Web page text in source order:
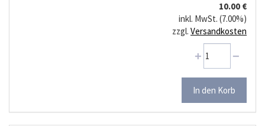
10.00 €
inkl. MwSt. (7.00%)
zzgl. Versandkosten